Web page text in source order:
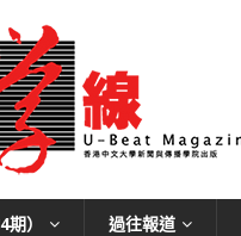
） 過往報道